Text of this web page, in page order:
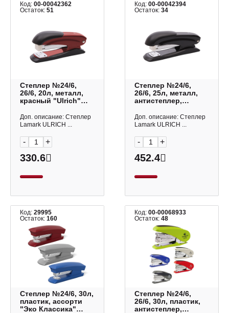
Код: 00-00042362
Остаток: 51
Степлер №24/6,
26/6, 20л, металл,
красный "Ulrich"
Доп. описание: Степлер
Lamark ULRICH ...
- +
330.6
Код:00-00042394
Остаток:34
Степлер №24/6,
26/6, 25л, металл,
антистеплер,
ST0632-BK Lamark
Доп. описание: Степлер
Lamark ULRICH ...
- +
452.4
Код: 29995
Остаток: 160
Степлер №24/6, 30л,
пластик, ассорти
"Эко Классика"
Код:00-00068933
Остаток:48
Степлер №24/6,
26/6, 30л, пластик,
антистеплер,